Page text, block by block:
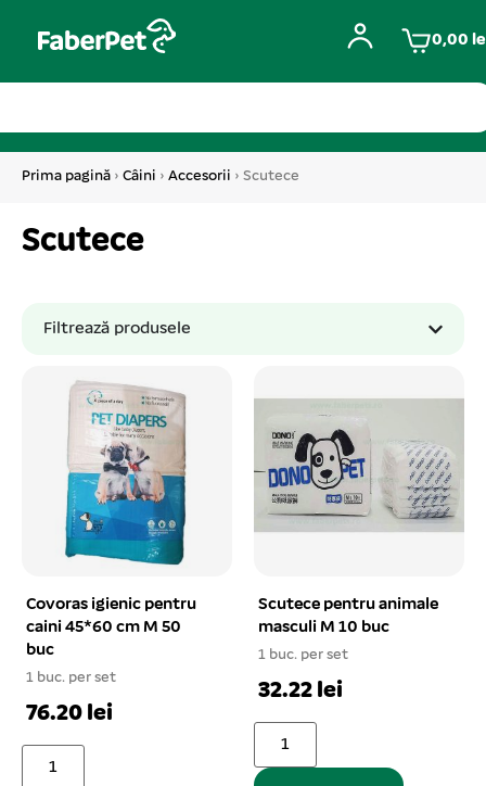
0,00
Prima pagină › Câini › Accesorii › Scutece
Scutece
Filtrează produsele
Covoras igienic pentru
caini 45*60 cm M 50
buc
1 buc. per set
76.20 lei
Scutece pentru animale
masculi M 10 buc
1 buc. per set
32.22 lei